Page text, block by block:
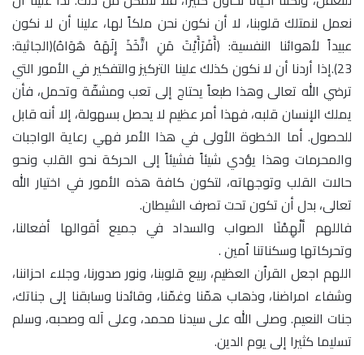
نعمل لنمتلك قلوبنا، لا أن نكون نحن ملكاً لها، علينا أن لا نكون
عبيداً لأهوائنا النفسية: ﴿أَفَرَأَيْتَ مَنِ اتَّخَذَ إِلَهَهُ هَوَاهُ﴾(الجاثية:
23).إذا أردنا أن لا نكون كذلك علينا التركيز والتفكير في الأمور التي
ترضي الله تعالى وهذا طبعاً يحتاج إلى تعب ومشقّة وتحمل، فأن
يملك الإنسان قلبه، فهذا أمر عظيم لا يحصل بسهولة، إلا أنه قابل
للحصول. أما الخطوة الأولى في هذا الأمر فهي رعاية الواجبات
والمحرمات وهذا يؤدي شيئاً فشيئاً إلى الحركة نحو القلب ونحو
حالات القلب وتوجهاته، لتكون كافة هذه الأمور في اختيار الله
تعالى، بدل أن تكون تحت تصرف الشيطان.
فاللهم ألْهِمْنَا الصواب والسداد في جميع أقوالها أفعالنا،
وتحركاتها وسكناتنا ٱمين .
اللهم اجعل القرٱن العظيم، ربيع قلوبنا، ونور صدورنا، وجلاء احزاننا،
وشفاء امراضنا، وذهاب همّنا وغمّنا، وقائدنا وسابقنا إلى جناتك،
جنات النعيم. وصلى الله على سيدنا محمد، وعلى آله وصحبه، وسلم
تسليما كثيرا إلى يوم الدين.